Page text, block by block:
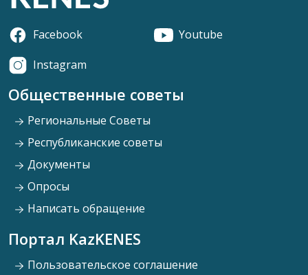
Facebook
Youtube
Instagram
Общественные советы
Региональные Советы
Республиканские советы
Документы
Опросы
Написать обращение
Портал KazKENES
Пользовательское соглашение